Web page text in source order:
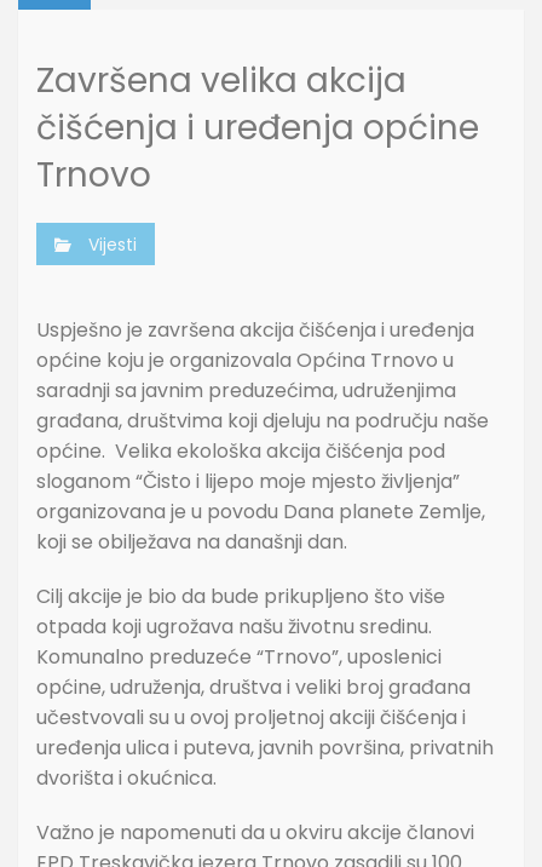
Završena velika akcija
čišćenja i uređenja općine
Trnovo
Vijesti
Uspješno je završena akcija čišćenja i uređenja
općine koju je organizovala Općina Trnovo u
saradnji sa javnim preduzećima, udruženjima
građana, društvima koji djeluju na području naše
općine. Velika ekološka akcija čišćenja pod
sloganom “Čisto i lijepo moje mjesto življenja”
organizovana je u povodu Dana planete Zemlje,
koji se obilježava na današnji dan.
Cilj akcije je bio da bude prikupljeno što više
otpada koji ugrožava našu životnu sredinu.
Komunalno preduzeće “Trnovo”, uposlenici
općine, udruženja, društva i veliki broj građana
učestvovali su u ovoj proljetnoj akciji čišćenja i
uređenja ulica i puteva, javnih površina, privatnih
dvorišta i okućnica.
Važno je napomenuti da u okviru akcije članovi